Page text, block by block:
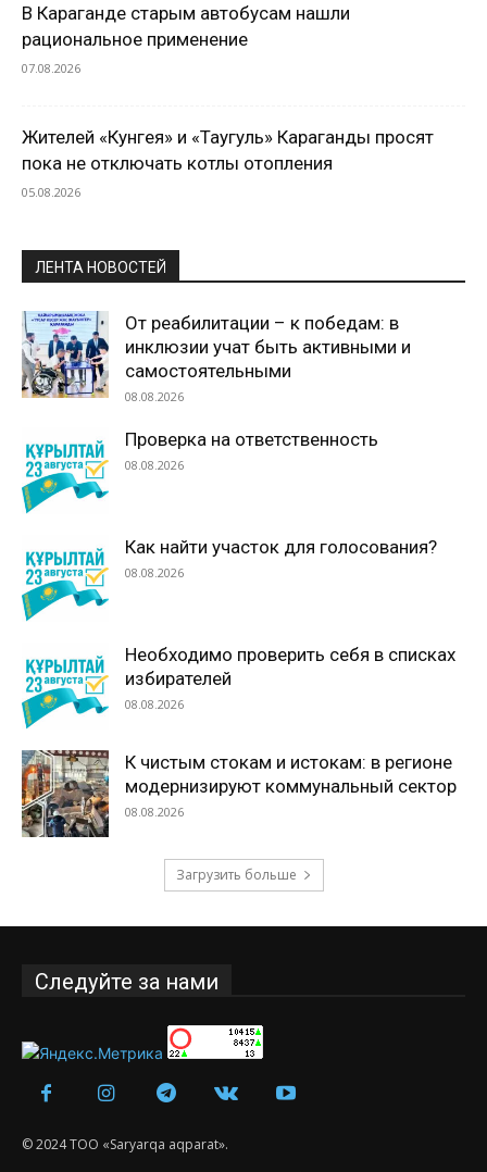
В Караганде старым автобусам нашли
рациональное применение
07.08.2026
Жителей «Кунгея» и «Таугуль» Караганды просят
пока не отключать котлы отопления
05.08.2026
ЛЕНТА НОВОСТЕЙ
От реабилитации – к победам: в
инклюзии учат быть активными и
самостоятельными
08.08.2026
Проверка на ответственность
08.08.2026
Как найти участок для голосования?
08.08.2026
Необходимо проверить себя в списках
избирателей
08.08.2026
К чистым стокам и истокам: в регионе
модернизируют коммунальный сектор
08.08.2026
Загрузить больше
Следуйте за нами
© 2024 ТОО «Saryarqa aqparat».